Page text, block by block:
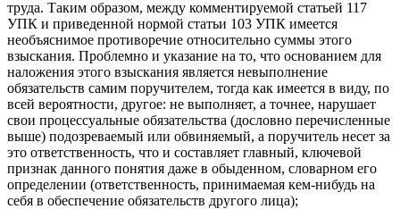
труда. Таким образом, между комментируемой статьей 117
УПК и приведенной нормой статьи 103 УПК имеется
необъяснимое противоречие относительно суммы этого
взыскания. Проблемно и указание на то, что основанием для
наложения этого взыскания является невыполнение
обязательств самим поручителем, тогда как имеется в виду, по
всей вероятности, другое: не выполняет, а точнее, нарушает
свои процессуальные обязательства (дословно перечисленные
выше) подозреваемый или обвиняемый, а поручитель несет за
это ответственность, что и составляет главный, ключевой
признак данного понятия даже в обыденном, словарном его
определении (ответственность, принимаемая кем-нибудь на
себя в обеспечение обязательств другого лица);